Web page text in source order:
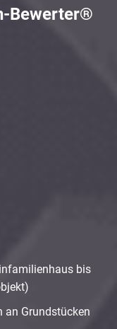
Bewerter®
bis
an Grundstücken